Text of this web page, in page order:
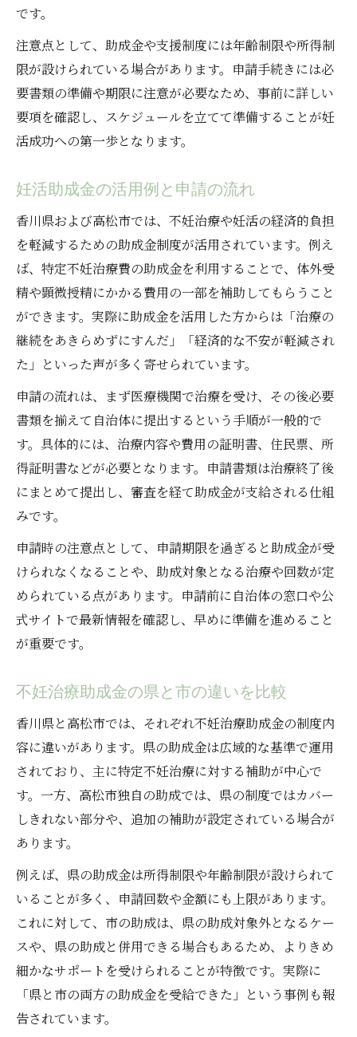
年齢制限ぎりぎりで妊活を始める際の工夫
妊活補助申請時に確認すべき年齢条件
両方の助成金申請を目指す最新知識
県と市両方の妊活助成金を申請する流れ
香川県と高松市の助成金併用ポイント
と
妊活助成金の最新情報と申請時の手順
申請書類準備のコツと妊活成功法
支援で安心して妊活を続けるための秘訣
妊活支援制度を安心して利用する方法
高松市妊活支援で心強いポイントを紹介
妊活不安を軽減する地域サポートの活用
妊活の悩みを相談できる支援先一覧
助成金活用で妊活を前向きに進める秘訣
です。
注意点として、助成金や支援制度には年齢制限や所得制
限が設けられている場合があります。申請手続きには必
要書類の準備や期限に注意が必要なため、事前に詳しい
要項を確認し、スケジュールを立てて準備することが妊
活成功への第一歩となります。
妊活助成金の活用例と申請の流れ
香川県および高松市では、不妊治療や妊活の経済的負担
を軽減するための助成金制度が活用されています。例え
ば、特定不妊治療費の助成金を利用することで、体外受
精や顕微授精にかかる費用の一部を補助してもらうこと
ができます。実際に助成金を活用した方からは「治療の
継続をあきらめずにすんだ」「経済的な不安が軽減され
た」といった声が多く寄せられています。
申請の流れは、まず医療機関で治療を受け、その後必要
書類を揃えて自治体に提出するという手順が一般的で
す。具体的には、治療内容や費用の証明書、住民票、所
得証明書などが必要となります。申請書類は治療終了後
にまとめて提出し、審査を経て助成金が支給される仕組
みです。
申請時の注意点として、申請期限を過ぎると助成金が受
けられなくなることや、助成対象となる治療や回数が定
められている点があります。申請前に自治体の窓口や公
式サイトで最新情報を確認し、早めに準備を進めること
が重要です。
不妊治療助成金の県と市の違いを比較
香川県と高松市では、それぞれ不妊治療助成金の制度内
容に違いがあります。県の助成金は広域的な基準で運用
されており、主に特定不妊治療に対する補助が中心で
す。一方、高松市独自の助成では、県の制度ではカバー
しきれない部分や、追加の補助が設定されている場合が
あります。
例えば、県の助成金は所得制限や年齢制限が設けられて
いることが多く、申請回数や金額にも上限があります。
これに対して、市の助成は、県の助成対象外となるケー
スや、県の助成と併用できる場合もあるため、よりきめ
細かなサポートを受けられることが特徴です。実際に
「県と市の両方の助成金を受給できた」という事例も報
告されています。